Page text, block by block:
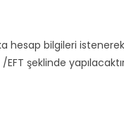
hesap bilgileri
şeklinde